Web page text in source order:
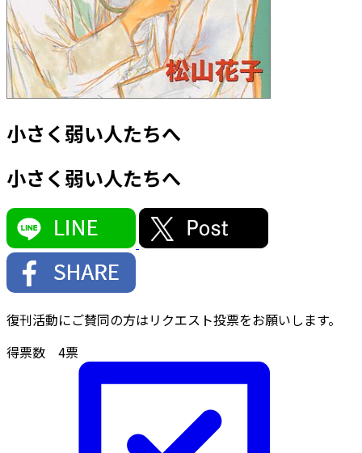
小さく弱い人たちへ
小さく弱い人たちへ
復刊活動にご賛同の方はリクエスト投票をお願いします。
得票数 4票